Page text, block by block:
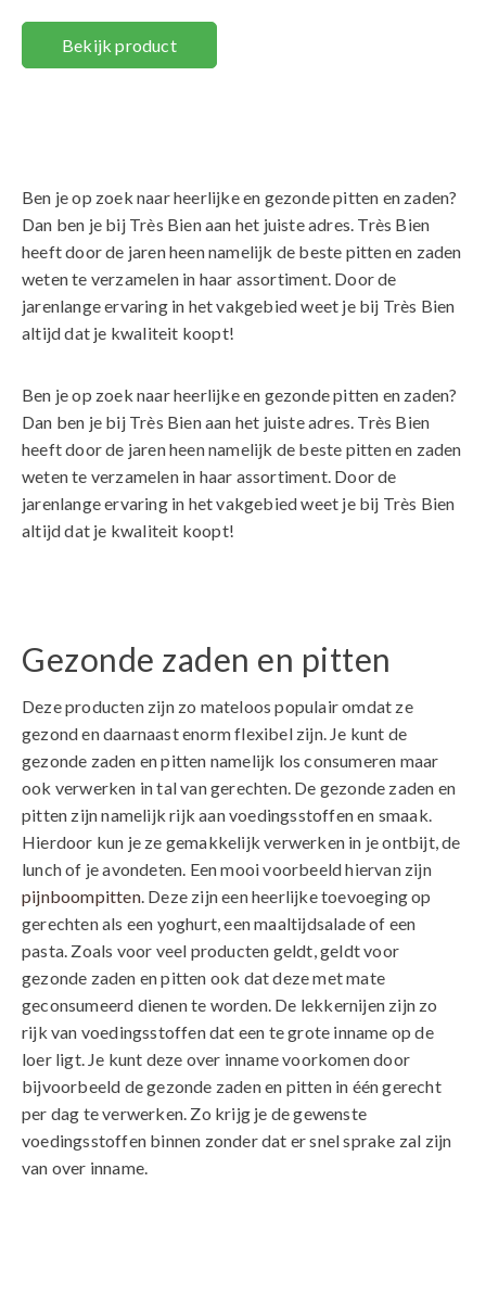
Bekijk product
Ben je op zoek naar heerlijke en gezonde pitten en zaden?
Dan ben je bij Très Bien aan het juiste adres. Très Bien
heeft door de jaren heen namelijk de beste pitten en zaden
weten te verzamelen in haar assortiment. Door de
jarenlange ervaring in het vakgebied weet je bij Très Bien
altijd dat je kwaliteit koopt!
Ben je op zoek naar heerlijke en gezonde pitten en zaden?
Dan ben je bij Très Bien aan het juiste adres. Très Bien
heeft door de jaren heen namelijk de beste pitten en zaden
weten te verzamelen in haar assortiment. Door de
jarenlange ervaring in het vakgebied weet je bij Très Bien
altijd dat je kwaliteit koopt!
Gezonde zaden en pitten
Deze producten zijn zo mateloos populair omdat ze
gezond en daarnaast enorm flexibel zijn. Je kunt de
gezonde zaden en pitten namelijk los consumeren maar
ook verwerken in tal van gerechten. De gezonde zaden en
pitten zijn namelijk rijk aan voedingsstoffen en smaak.
Hierdoor kun je ze gemakkelijk verwerken in je ontbijt, de
lunch of je avondeten. Een mooi voorbeeld hiervan zijn
pijnboompitten. Deze zijn een heerlijke toevoeging op
gerechten als een yoghurt, een maaltijdsalade of een
pasta. Zoals voor veel producten geldt, geldt voor
gezonde zaden en pitten ook dat deze met mate
geconsumeerd dienen te worden. De lekkernijen zijn zo
rijk van voedingsstoffen dat een te grote inname op de
loer ligt. Je kunt deze over inname voorkomen door
bijvoorbeeld de gezonde zaden en pitten in één gerecht
per dag te verwerken. Zo krijg je de gewenste
voedingsstoffen binnen zonder dat er snel sprake zal zijn
van over inname.